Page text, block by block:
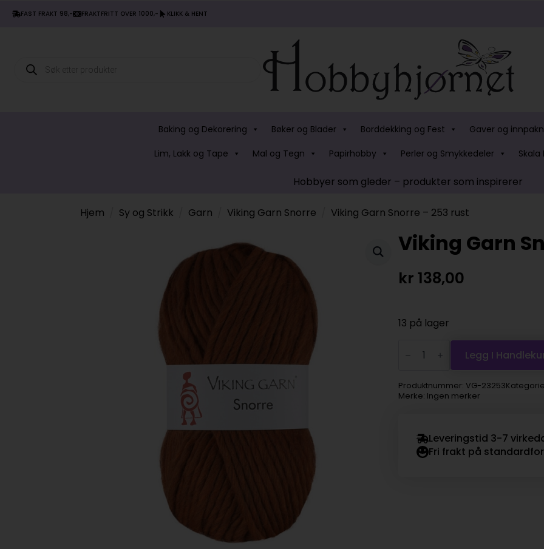
FAST FRAKT 98,- FRAKTFRITT OVER 1000,- KLIKK & HENT
Products
search
Baking og Dekorering Bøker og Blader Borddekking og Fest Gaver og
Lim, Lakk og Tape
Mal og Tegn Papirhobby Perler og Smykkedeler Skala
Hobbyer som gleder – produkter som inspirerer
Hjem Sy og Strikk Garn Viking Garn Snorre Viking Garn Snorre – 253 rust
Viking Garn
kr 138,00
13 på lager
Snorre
253
rust
antall
Legg I
Produktnummer: VG-23253
Merke: Ingen merker
Leveringstid 3-7
Fri frakt på